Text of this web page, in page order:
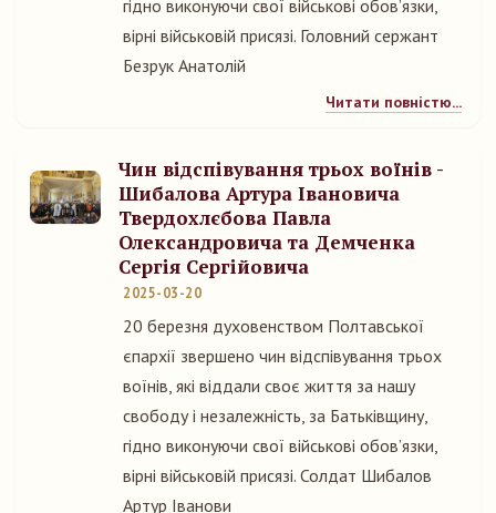
гідно виконуючи свої військові обов’язки,
вірні військовій присязі. Головний сержант
Безрук Анатолій
Читати повністю...
Чин відспівування трьох воїнів -
Шибалова Артура Івановича
Твердохлєбова Павла
Олександровича та Демченка
Сергія Сергійовича
2025-03-20
20 березня духовенством Полтавської
єпархії звершено чин відспівування трьох
воїнів, які віддали своє життя за нашу
свободу і незалежність, за Батьківщину,
гідно виконуючи свої військові обов’язки,
вірні військовій присязі. Солдат Шибалов
Артур Іванови